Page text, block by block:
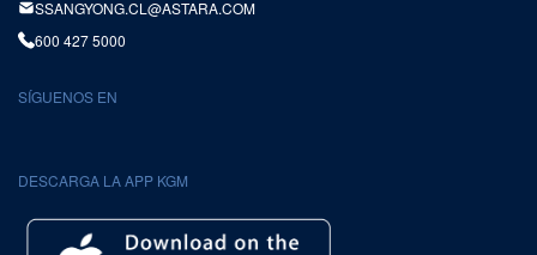
SSANGYONG.CL@ASTARA.COM
600 427 5000
SÍGUENOS EN
DESCARGA LA APP KGM